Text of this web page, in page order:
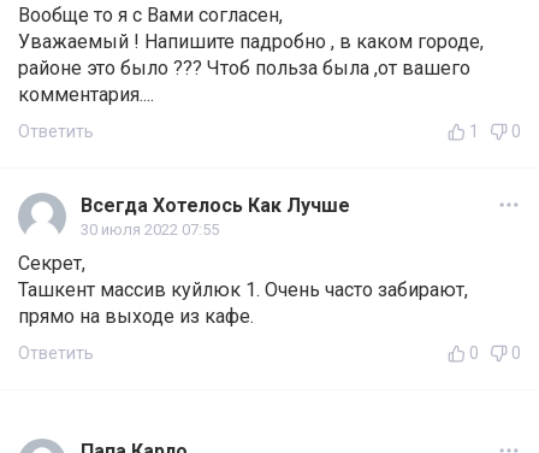
Вообще то я с Вами согласен,
Уважаемый ! Напишите падробно , в каком городе,
районе это было ??? Чтоб польза была ,от вашего
комментария....
Ответить 1 0
Всегда Хотелось Как Лучше
30 июля 2022 07:55
Секрет,
Ташкент массив куйлюк 1. Очень часто забирают,
прямо на выходе из кафе.
Ответить 0 0